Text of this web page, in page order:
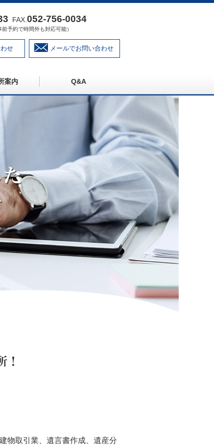
FAX. 052‐756‐0034
予約で時間外も対応可能）
せ メールでお問い合わせ
案内 Q&A
物取引業、遺言書作成、遺産分